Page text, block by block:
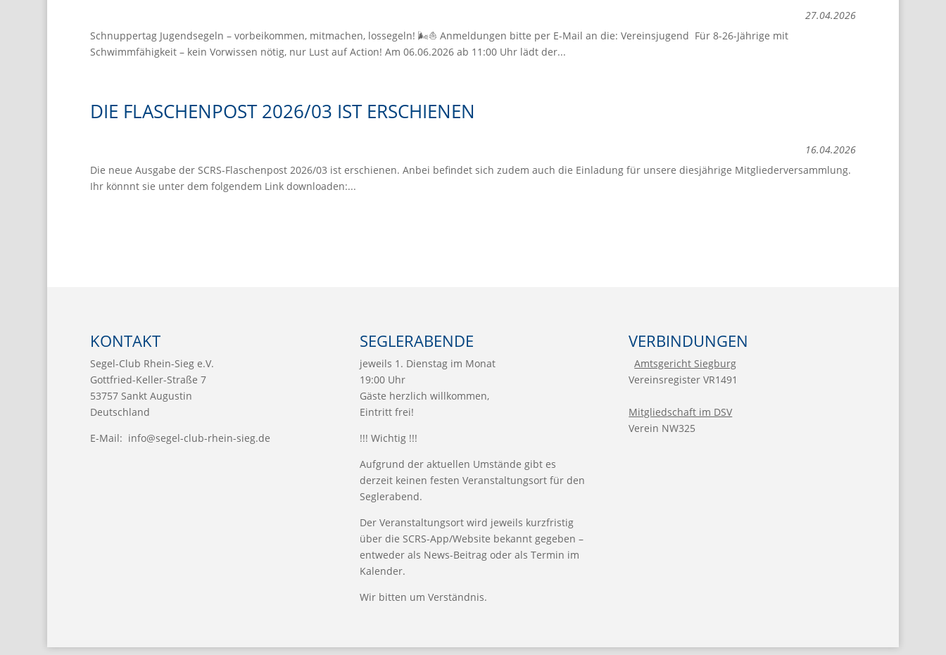
27.04.2026
Schnuppertag Jugendsegeln – vorbeikommen, mitmachen, lossegeln! 🌬️⛵ Anmeldungen bitte per E-Mail an die: Vereinsjugend Für 8-26-Jährige mit
Schwimmfähigkeit – kein Vorwissen nötig, nur Lust auf Action! Am 06.06.2026 ab 11:00 Uhr lädt der...
DIE FLASCHENPOST 2026/03 IST ERSCHIENEN
16.04.2026
Die neue Ausgabe der SCRS-Flaschenpost 2026/03 ist erschienen. Anbei befindet sich zudem auch die Einladung für unsere diesjährige Mitgliederversammlung.
Ihr könnnt sie unter dem folgendem Link downloaden:...
KONTAKT
Segel-Club Rhein-Sieg e.V.
Gottfried-Keller-Straße 7
53757 Sankt Augustin
Deutschland
E-Mail: info@segel-club-rhein-sieg.de
SEGLERABENDE
jeweils 1. Dienstag im Monat
19:00 Uhr
Gäste herzlich willkommen,
Eintritt frei!
!!! Wichtig !!!
Aufgrund der aktuellen Umstände gibt es
derzeit keinen festen Veranstaltungsort für den
Seglerabend.
Der Veranstaltungsort wird jeweils kurzfristig
über die SCRS-App/Website bekannt gegeben –
entweder als News-Beitrag oder als Termin im
Kalender.
Wir bitten um Verständnis.
VERBINDUNGEN
Amtsgericht Siegburg
Vereinsregister VR1491
Mitgliedschaft im DSV
Verein NW325